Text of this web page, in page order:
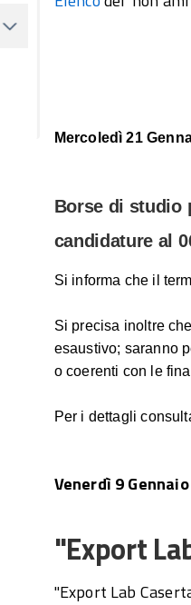
Mercoledì 21
Borse di studio
candidature al
Si informa che il
Si precisa inoltre
esaustivo; saranno
o coerenti con le
Per i dettagli
Venerdì 9
"Export
"Export Lab